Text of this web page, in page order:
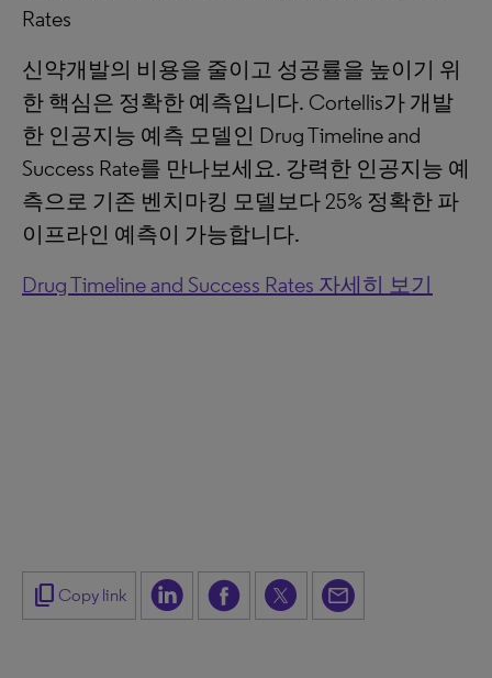
Rates
신약개발의 비용을 줄이고 성공률을 높이기 위
한 핵심은 정확한 예측입니다. Cortellis가 개발
한 인공지능 예측 모델인 Drug Timeline and
Success Rate를 만나보세요. 강력한 인공지능 예
측으로 기존 벤치마킹 모델보다 25% 정확한 파
이프라인 예측이 가능합니다.
Drug Timeline and Success Rates 자세히 보기
content_copy Copy link